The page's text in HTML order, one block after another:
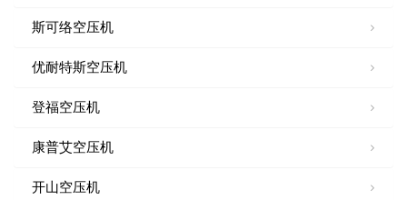
斯可络空压机
优耐特斯空压机
登福空压机
康普艾空压机
开山空压机